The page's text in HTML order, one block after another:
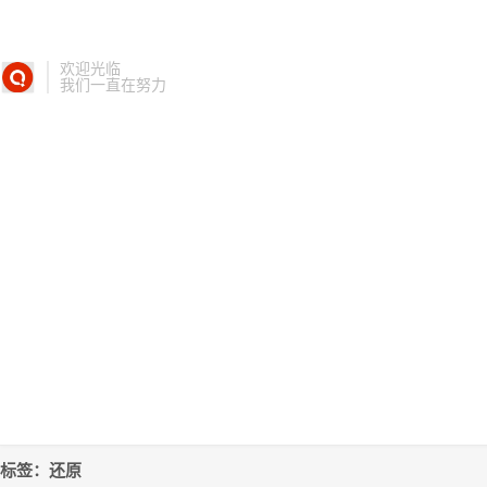
欢迎光临
我们一直在努力
标签：还原